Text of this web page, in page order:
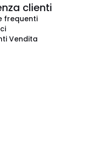
clienti
frequenti
Vendita